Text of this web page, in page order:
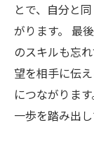
とで、自分と
がります。 最
のスキルも忘
望を相手に伝
につながりま
一歩を踏み出し